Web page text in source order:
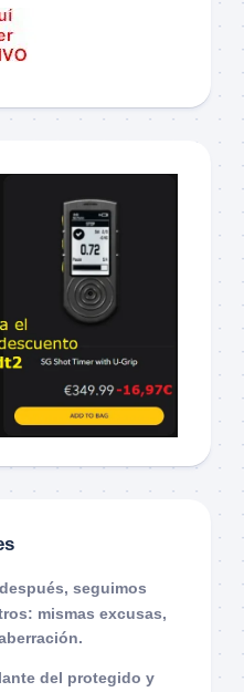
seguimos
mismas excusas,
del protegido y